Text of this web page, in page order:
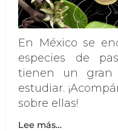
En México se
especies de
tienen un gran
estudiar.
sobre ellas!
Lee más…